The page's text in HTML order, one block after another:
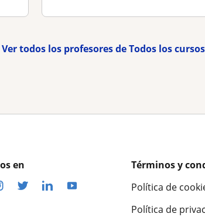
Ver todos los profesores de Todos los
en
Términos y
Política de
Política de